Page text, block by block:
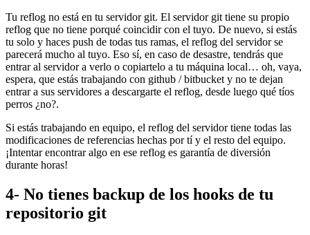
Tu reflog no está en tu servidor git. El servidor git tiene su propio
reflog que no tiene porqué coincidir con el tuyo. De nuevo, si estás
tu solo y haces push de todas tus ramas, el reflog del servidor se
parecerá mucho al tuyo. Eso sí, en caso de desastre, tendrás que
entrar al servidor a verlo o copiartelo a tu máquina local… oh, vaya,
espera, que estás trabajando con github / bitbucket y no te dejan
entrar a sus servidores a descargarte el reflog, desde luego qué tíos
perros ¿no?.
Si estás trabajando en equipo, el reflog del servidor tiene todas las
modificaciones de referencias hechas por tí y el resto del equipo.
¡Intentar encontrar algo en ese reflog es garantía de diversión
durante horas!
4- No tienes backup de los hooks de tu
repositorio git